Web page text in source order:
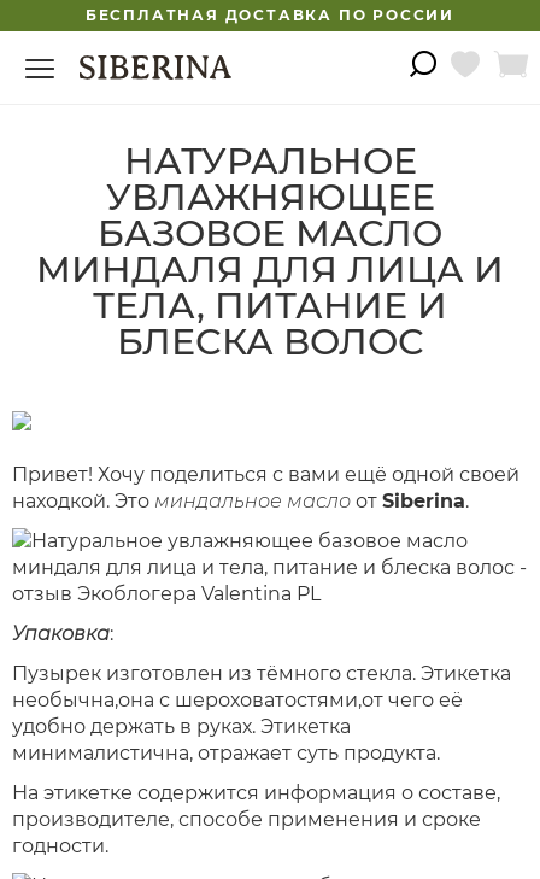
БЕСПЛАТНАЯ ДОСТАВКА ПО РОССИИ
НАТУРАЛЬНОЕ
УВЛАЖНЯЮЩЕЕ
БАЗОВОЕ МАСЛО
МИНДАЛЯ ДЛЯ ЛИЦА И
ТЕЛА, ПИТАНИЕ И
БЛЕСКА ВОЛОС
Привет! Хочу поделиться с вами ещё одной своей
находкой. Это миндальное масло от Siberina.
Упаковка:
Пузырек изготовлен из тёмного стекла. Этикетка
необычна,она с шероховатостями,от чего её
удобно держать в руках. Этикетка
минималистична, отражает суть продукта.
На этикетке содержится информация о составе,
производителе, способе применения и сроке
годности.